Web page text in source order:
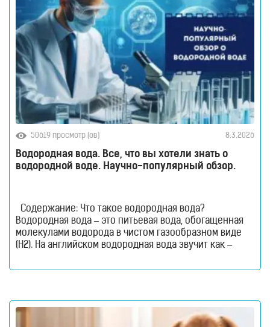
50619 просмотр (ов) 8.3.2026
Водородная вода. Все, что вы хотели знать о
водородной воде. Научно-популярный обзор.
Содержание: Что такое водородная вода?
Водородная вода – это питьевая вода, обогащенная
молекулами водорода в чистом газообразном виде
(H2). На английском водородная вода звучит как –
воде молекулы водорода не вступают в химическую